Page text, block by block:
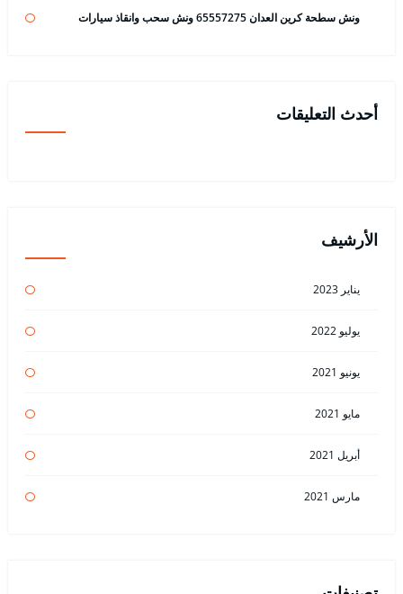
ونش سطحة كرين العدان 65557275 ونش سحب وانقاذ سيارات
أحدث التعليقات
الأرشيف
يناير 2023
يوليو 2022
يونيو 2021
مايو 2021
أبريل 2021
مارس 2021